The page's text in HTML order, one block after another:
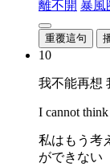
離不開 暴風
重覆這句
10
我不能再想
I cannot
私はもう考
ができない